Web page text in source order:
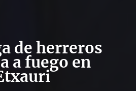
de herreros
a fuego en